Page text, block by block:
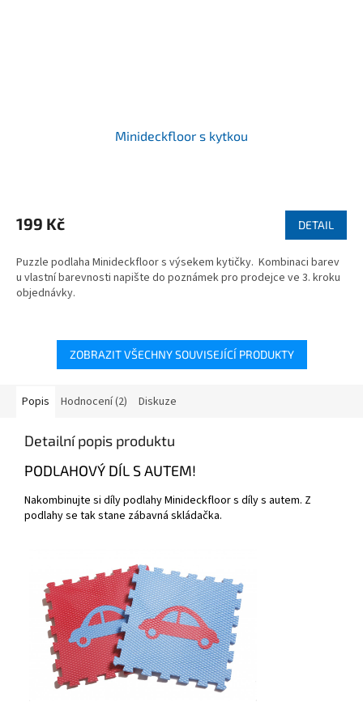
Minideckfloor s kytkou
199 Kč DETAIL
Puzzle podlaha Minideckfloor s výsekem kytičky. Kombinaci barev
u vlastní barevnosti napište do poznámek pro prodejce ve 3. kroku
objednávky.
ZOBRAZIT VŠECHNY SOUVISEJÍCÍ PRODUKTY
Popis Hodnocení (2) Diskuze
Detailní popis produktu
PODLAHOVÝ DÍL S AUTEM!
Nakombinujte si díly podlahy Minideckfloor s díly s autem. Z
podlahy se tak stane zábavná skládačka.